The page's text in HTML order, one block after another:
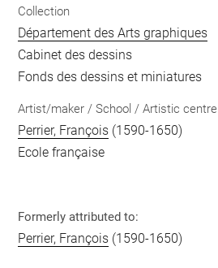
Collection
Département des Arts graphiques
Cabinet des dessins
Fonds des dessins et miniatures
Artist/maker / School / Artistic centre
Perrier, François (1590-1650)
Ecole française
Formerly attributed to:
Perrier, François (1590-1650)